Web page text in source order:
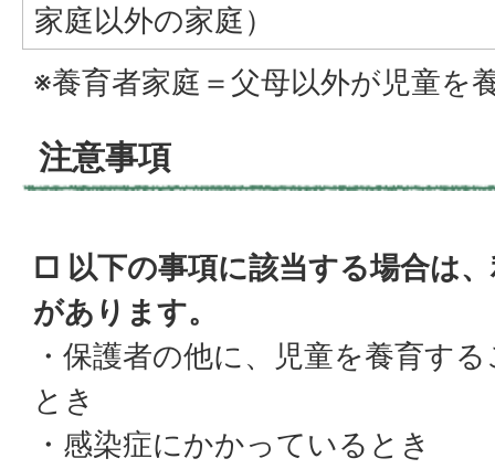
家庭以外の家庭）
※養育者家庭＝父母以外が児童を
注意事項
□ 以下の事項に該当する場合は
があります。
・保護者の他に、児童を養育す
とき
・感染症にかかっているとき